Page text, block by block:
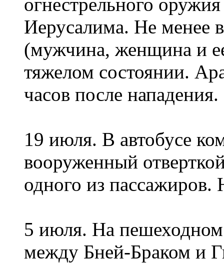
Иерусалима. Не менее
(мужчина, женщина и
тяжелом состоянии.
часов после нападения.
19 июля. В автобусе
вооруженный
одного из пассажиров.
5 июля. На пешеходном
между Бней-Браком и